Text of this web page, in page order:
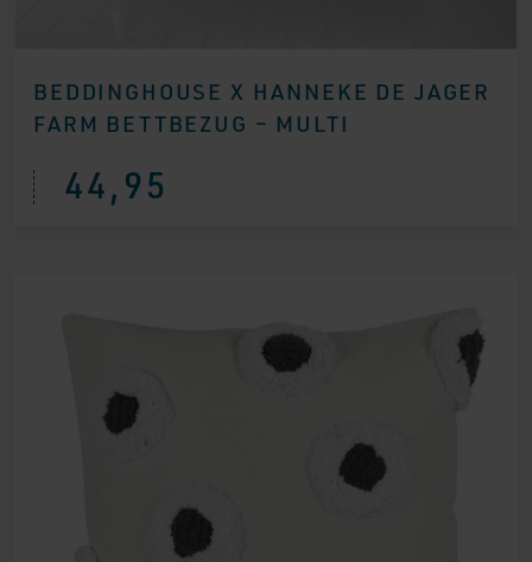
BEDDINGHOUSE X HANNEKE DE JAGER
FARM BETTBEZUG – MULTI
44,95